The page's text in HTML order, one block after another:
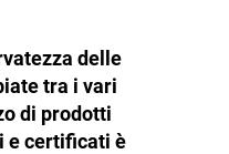
delle
tra i vari
di prodotti
e certificati è